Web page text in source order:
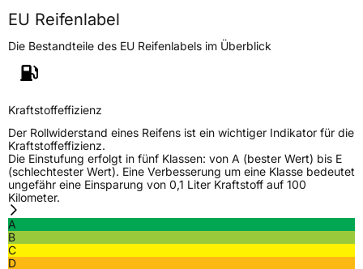
EPREL ID 454203
Allgemeine Produktsicherheit (GPSR)
Herstellerkontakt
EU Reifenlabel
Die Bestandteile des EU Reifenlabels im Überblick
Kraftstoffeffizienz
Der Rollwiderstand eines Reifens ist ein wichtiger Indikator für die
Kraftstoffeffizienz.
Die Einstufung erfolgt in fünf Klassen: von A (bester Wert) bis E
(schlechtester Wert). Eine Verbesserung um eine Klasse bedeutet
ungefähr eine Einsparung von 0,1 Liter Kraftstoff auf 100
Kilometer.
A
B
C
D